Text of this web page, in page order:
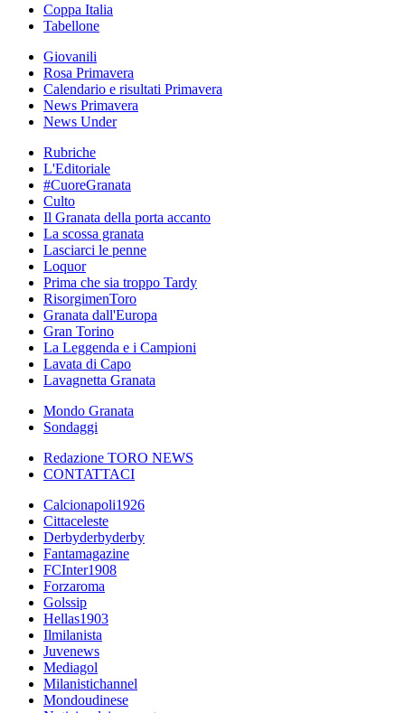
Coppa Italia
Tabellone
Giovanili
Rosa Primavera
Calendario e risultati Primavera
News Primavera
News Under
Rubriche
L'Editoriale
#CuoreGranata
Culto
Il Granata della porta accanto
La scossa granata
Lasciarci le penne
Loquor
Prima che sia troppo Tardy
RisorgimenToro
Granata dall'Europa
Gran Torino
La Leggenda e i Campioni
Lavata di Capo
Lavagnetta Granata
Mondo Granata
Sondaggi
Redazione TORO NEWS
CONTATTACI
Calcionapoli1926
Cittaceleste
Derbyderbyderby
Fantamagazine
FCInter1908
Forzaroma
Golssip
Hellas1903
Ilmilanista
Juvenews
Mediagol
Milanistichannel
Mondoudinese